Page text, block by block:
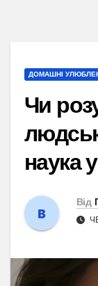
ДОМАШНІ
Чи
наука
Від